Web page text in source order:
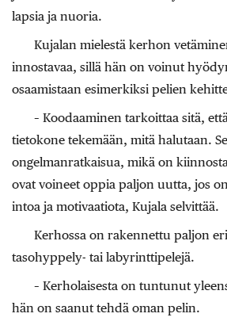
lapsia ja nuoria.
Kujalan mielestä kerhon
innostavaa, sillä hän on voinut
osaamistaan esimerkiksi pelien
– Koodaaminen tarkoittaa sitä,
tietokone tekemään, mitä halutaan.
ongelmanratkaisua, mikä on
ovat voineet oppia paljon uutta, jos
intoa ja motivaatiota, Kujala selvittää.
Kerhossa on rakennettu paljon
tasohyppely- tai labyrinttipelejä.
– Kerholaisesta on tuntunut
hän on saanut tehdä oman pelin.